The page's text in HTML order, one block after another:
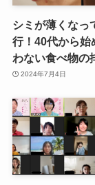
シミが薄くなっ
行！40代から始
わない食べ物の
2024年7月4日